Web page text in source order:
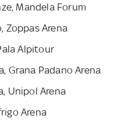
Mandela Forum
Zoppas Arena
Alpitour
Grana Padano Arena
Unipol Arena
Arena